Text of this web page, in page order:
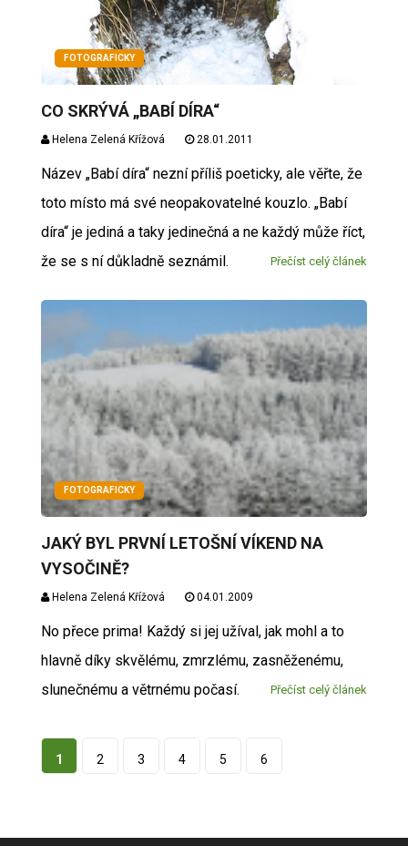
FOTOGRAFICKY
CO SKRÝVÁ „BABÍ DÍRA“
Helena Zelená Křížová 28.01.2011
Název „Babí díra“ nezní příliš poeticky, ale věřte, že
toto místo má své neopakovatelné kouzlo. „Babí
díra“ je jediná a taky jedinečná a ne každý může říct,
že se s ní důkladně seznámil.
Přečíst celý článek
FOTOGRAFICKY
JAKÝ BYL PRVNÍ LETOŠNÍ VÍKEND NA
VYSOČINĚ?
Helena Zelená Křížová 04.01.2009
No přece prima! Každý si jej užíval, jak mohl a to
hlavně díky skvělému, zmrzlému, zasněženému,
slunečnému a větrnému počasí.
Přečíst celý článek
1 2 3 4 5 6